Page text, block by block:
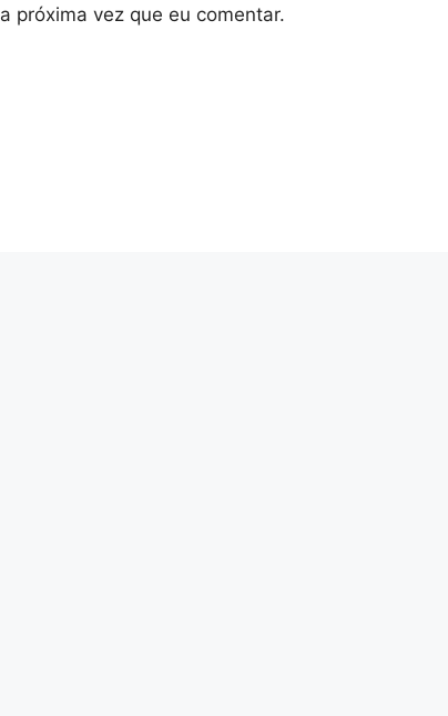
próxima vez que eu comentar.